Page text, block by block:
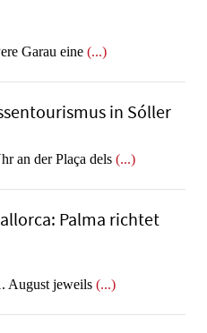
Garau eine (...)
in Sóller
an der Plaça dels (...)
Palma richtet
August jeweils (...)